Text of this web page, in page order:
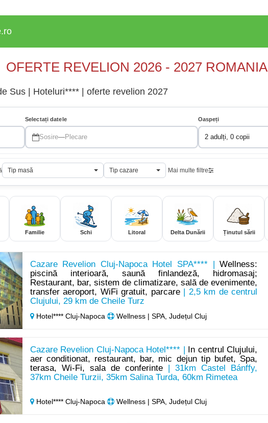
OFERTE REVELION 2026 - 2027 ROMANIA
Sus | Hoteluri**** | oferte revelion 2027
Selectați datele
Sosire—Plecare
Oaspeți
2 adulți, 0 copii
Tip masă Tip cazare Mai multe filtre
Familie Schi Litoral Delta Dunării Ținutul sării
Cazare Revelion Cluj-Napoca Hotel SPA**** |Wellness:
piscină interioară, saună finlandeză, hidromasaj;
Restaurant, bar, sistem de climatizare, sală de evenimente,
transfer aeroport, WiFi gratuit, parcare| 2,5 km de centrul
Clujului, 29 km de Cheile Turz
Hotel**** Cluj-Napoca Wellness | SPA, Județul Cluj
Cazare Revelion Cluj-Napoca Hotel**** |
In centrul Clujului,
aer conditionat, restaurant, bar, mic dejun tip bufet, Spa,
terasa, Wi-Fi, sala de conferinte| 31km Castel Bánffy,
37km Cheile Turzii, 35km Salina Turda, 60km Rimetea
Hotel**** Cluj-Napoca Wellness | SPA, Județul Cluj